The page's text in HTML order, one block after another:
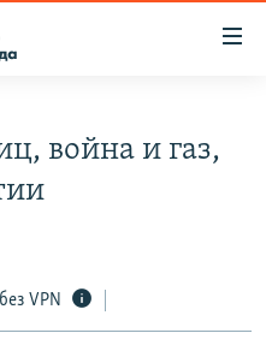
война и газ,
VPN